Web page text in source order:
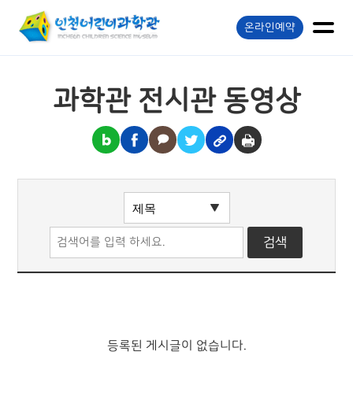
온라인예약
과학관 전시관 동영상
등록된 게시글이 없습니다.